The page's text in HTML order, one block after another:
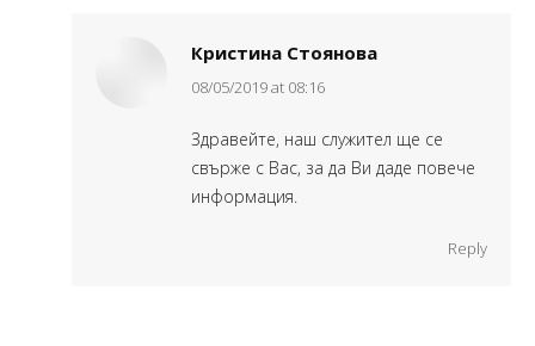
Кристина Стоянова
says:
08/05/2019 at 08:16
Здравейте, наш служител ще се
свърже с Вас, за да Ви даде повече
информация.
Reply